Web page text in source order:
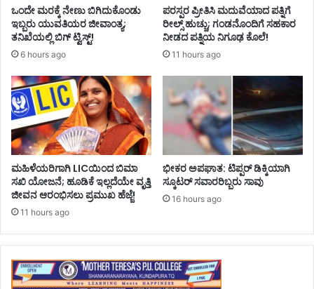
ಒಂದೇ ಮರಕ್ಕೆ ನೇಣು ಬಿಗಿದುಕೊಂಡು
ಇಬ್ಬರು ಯುವತಿಯರ ಜೀವಾಂತ್ಯ;
ತನಿಖೆಯಲ್ಲಿ ಬಿಗ್ ಟ್ವಿಸ್ಟ್!
6 hours ago
ಪರಸ್ಪರ ಪ್ರೀತಿಸಿ ಮದುವೆಯಾದ ಪತ್ನಿಗೆ
ರೀಲ್ಸ್ ಹುಚ್ಚು; ಗಂಡನೊಂದಿಗೆ ಸಹಕಾರ
ನೀಡದ ಪತ್ನಿಯ ನಿಗೂಢ ಕೊಲೆ!
11 hours ago
ಮಹಿಳೆಯರಿಗಾಗಿ LICಯಿಂದ ಬಿಮಾ
ಸಖಿ ಯೋಜನೆ; ಹೂಡಿಕೆ ಇಲ್ಲದೆಯೇ ವೃತ್ತಿ
ಜೀವನ ಆರಂಭಿಸಲು ಪ್ರಮುಖ ಹೆಜ್ಜೆ!
11 hours ago
ಭೀಕರ ಅಪಘಾತ: ಟಿಪ್ಪರ್ ಡಿಕ್ಕಿಯಾಗಿ
ಸ್ಕೂಟರ್ ಸವಾರರಿಬ್ಬರು ಸಾವು
16 hours ago